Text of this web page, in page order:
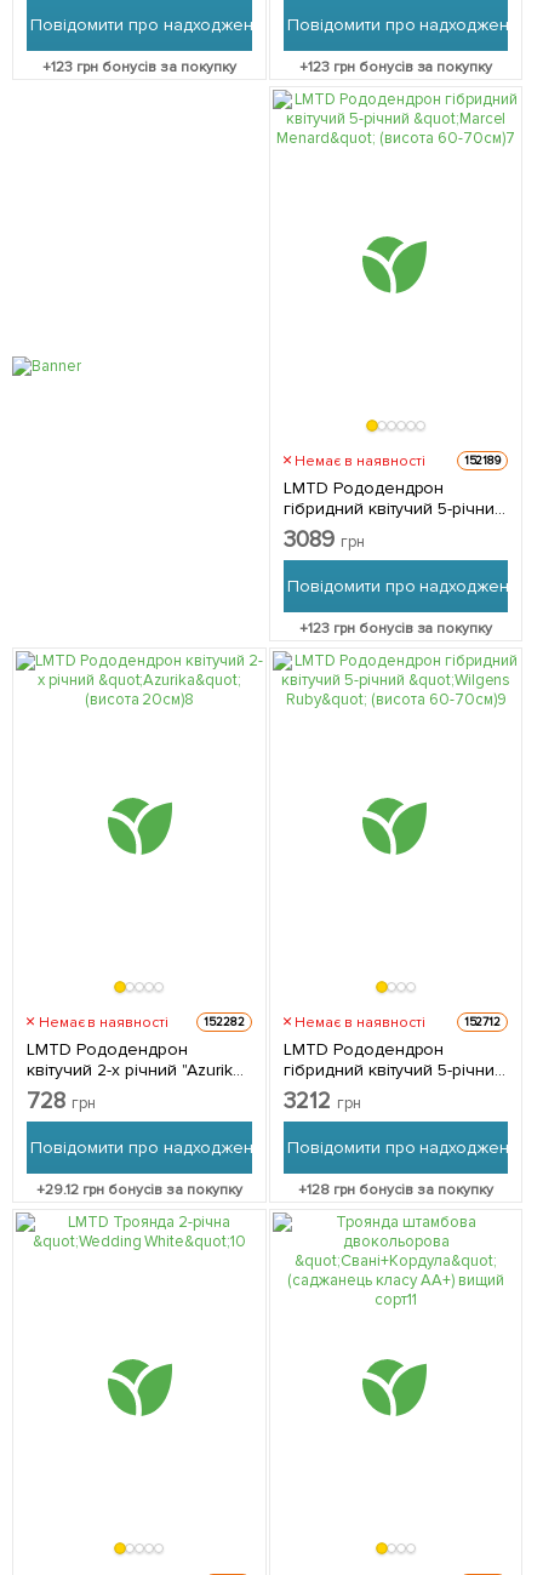
Повідомити про надходження
+123 грн бонусів за покупку
Повідомити про надходження
+123грн бонусів за покупку
Немає в наявності 152189
LMTD Рододендрон
гібридний квітучий 5-річний
"Marcel Menard" (висота 60-
70см) з Нідерландів 1
3089 грн
Повідомити про надходження
+123грн бонусів за покупку
Немає в наявності 152282
LMTD Рододендрон
квітучий 2-х річний "Azurika"
(висота 20см) з
Нідерландів 1 саджанець в
728 грн
Повідомити про надходження
+29.12грн бонусів за покупку
Немає в наявності 152712
LMTD Рододендрон
гібридний квітучий 5-річний
"Wilgens Ruby" (висота 60-
70см) з Нідерландів 1
3212 грн
Повідомити про надходження
+128 грн бонусів за покупку